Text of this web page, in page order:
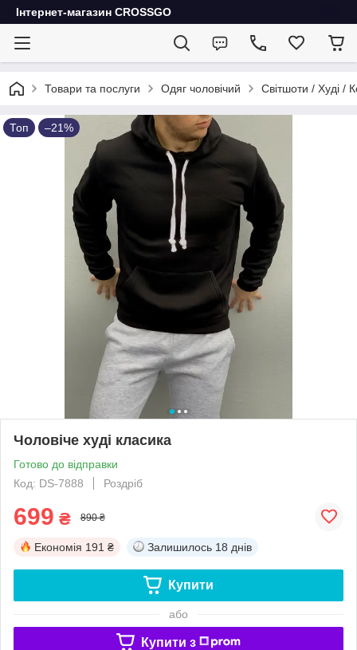
Інтернет-магазин CROSSGO
Товари та послуги Одяг чоловічий Світшоти / Худі /
Топ –21%
Чоловіче худі класика
Готово до відправки
Код: DS-7888
Роздріб
699 ₴ 890 ₴
Економія 191 ₴ Залишилось 18 днів
Купити
або
Купити з